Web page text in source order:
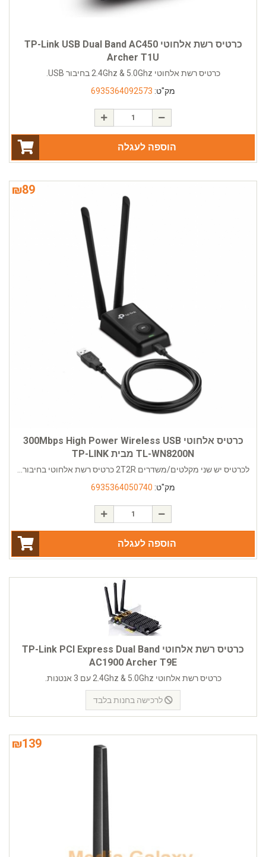
כרטיס רשת אלחוטי TP-Link USB Dual Band AC450
Archer T1U
כרטיס רשת אלחוטי 2.4Ghz & 5.0Ghz בחיבור USB.
מק"ט: 6935364092573
הוספה לעגלה
₪89
כרטיס אלחוטי 300Mbps High Power Wireless USB
TL-WN8200N מבית TP-LINK
לכרטיס יש שני מקלטים/משדרים 2T2R כרטיס רשת אלחוטי בחיבור...
מק"ט: 6935364050740
הוספה לעגלה
כרטיס רשת אלחוטי TP-Link PCI Express Dual Band
AC1900 Archer T9E
כרטיס רשת אלחוטי 2.4Ghz & 5.0Ghz עם 3 אנטנות.
לרכישה בחנות בלבד
₪139